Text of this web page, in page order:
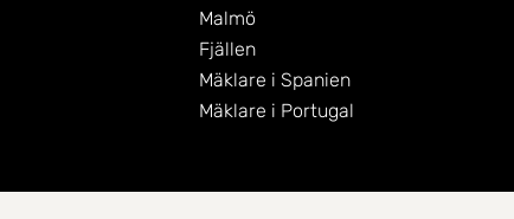
Malmö
Fjällen
Mäklare i Spanien
Mäklare i Portugal